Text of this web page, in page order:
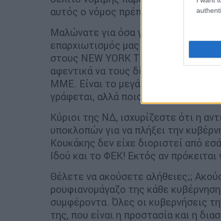
αυτός ο νόμος πρέπει να καταργηθεί.
Μαλώνατε για όσα γράφει για τις
επαρχιωτισμός μας και ο δυτικο-
στους NEW YORK TIMES, ΤΟ
αφεντικά να τους δίνουν εντολές.
ΜΜΕ. Είναι το μεγάλο θύμα της
γράφεται, αλλά ποιος το γράφει!
Κύριοι της ΝΔ, ισχυρίζεστε ότι η
υποκλοπών για να πλήξει την
Κουκάκης δεν είχε διοριστεί από
Ιδού και το ΦΕΚ! Εκτός αν
Θέλετε να ακούσετε αλήθειες;;
ρουφιανομάγαζο της κάθε
συμφέροντα. Όλες οι κυβερνήσεις
της, που είναι η προστασία και η